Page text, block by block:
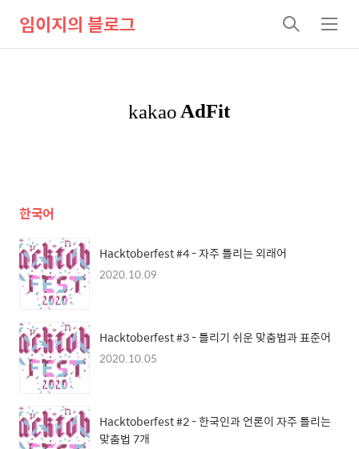
임이지의 블로그
검
색
메
뉴
한국어
Hacktoberfest #4 - 자주 틀리는 외래어
2020.10.09
Hacktoberfest #3 - 틀리기 쉬운 맞춤법과 표준어
2020.10.05
Hacktoberfest #2 - 한국인과 언론이 자주 틀리는
맞춤법 7개